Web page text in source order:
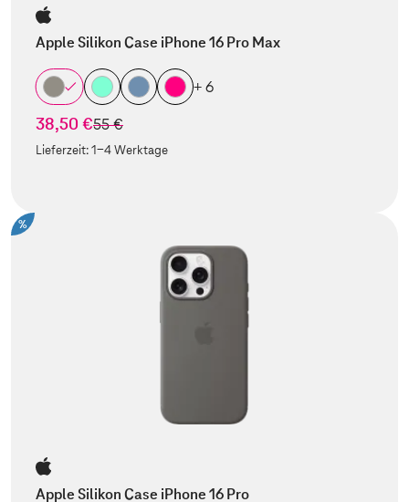
Apple Silikon Case iPhone 16 Pro Max
+ 6
38,50 €statt
55 €
Lieferzeit:1-4 Werktage
%
Apple Silikon Case iPhone 16 Pro